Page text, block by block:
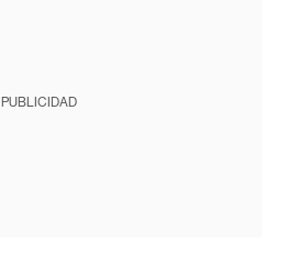
PUBLICIDAD